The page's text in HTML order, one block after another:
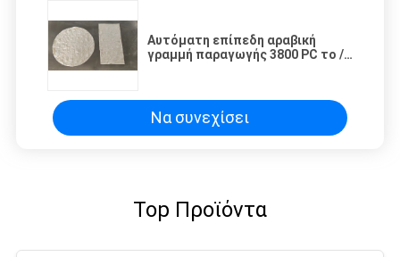
Αυτόματη επίπεδη αραβική
γραμμή παραγωγής 3800 PC το /H
Να συνεχίσει
Top Προϊόντα